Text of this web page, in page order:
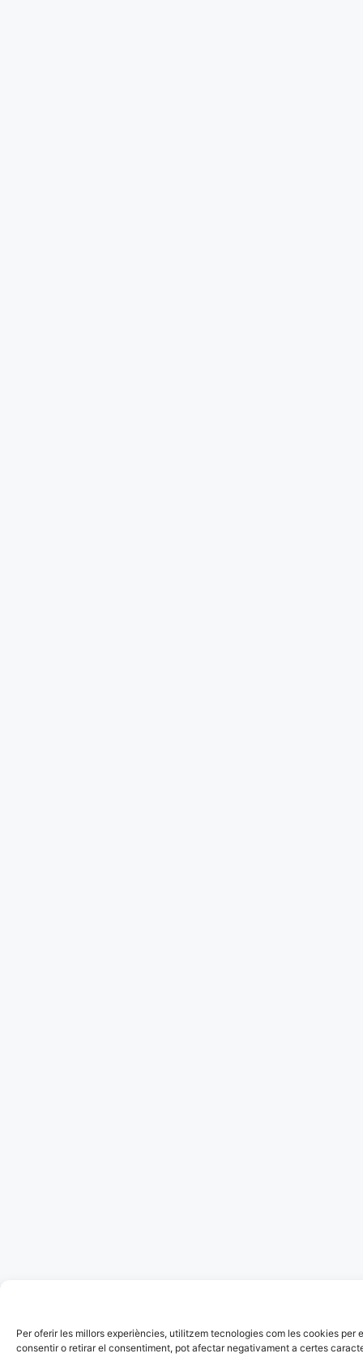
Per oferir les millors experiències, utilitzem tecnologies com les cookies
consentir o retirar el consentiment, pot afectar negativament a certes